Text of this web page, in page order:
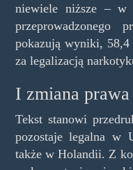
niewiele niższe – w
przeprowadzonego
pokazują wyniki, 58,4
za legalizacją
I zmiana prawa
Tekst stanowi
pozostaje legalna w
także w Holandii. Z